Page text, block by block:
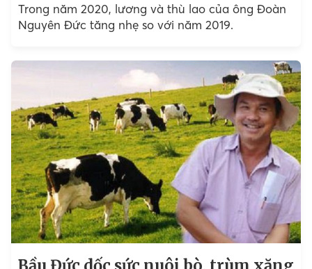
Trong năm 2020, lương và thù lao của ông Đoàn
Nguyên Đức tăng nhẹ so với năm 2019.